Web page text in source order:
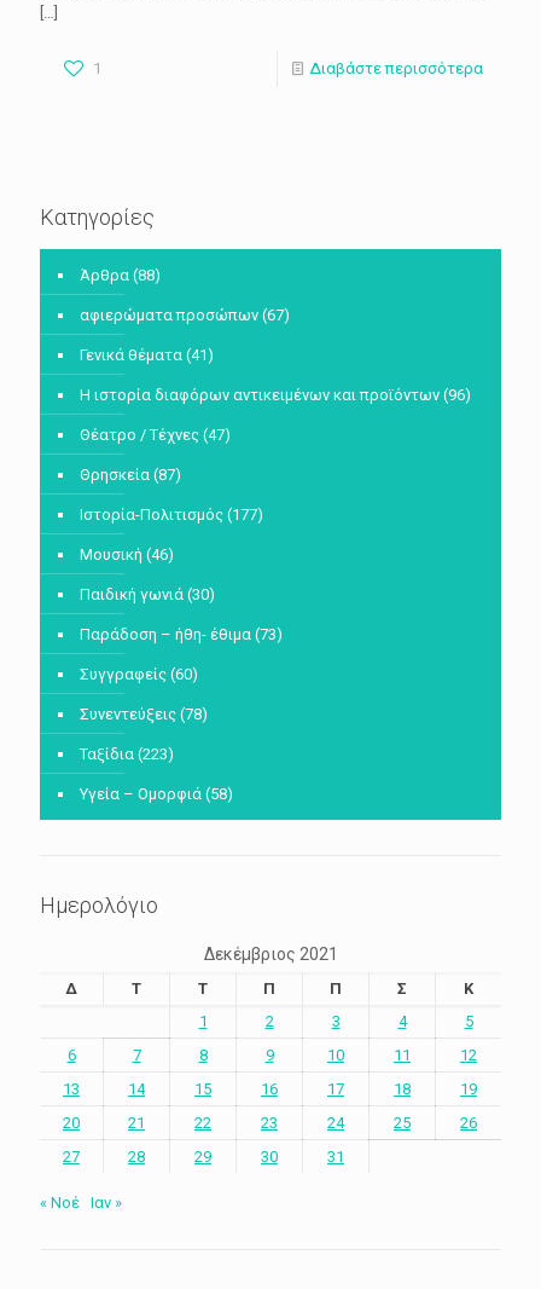
[…]
1 Διαβάστε περισσότερα
Κατηγορίες
Άρθρα (88)
αφιερώματα προσώπων (67)
Γενικά θέματα (41)
Η ιστορία διαφόρων αντικειμένων και προϊόντων (96)
Θέατρο / Τέχνες (47)
Θρησκεία (87)
Ιστορία-Πολιτισμός (177)
Μουσική (46)
Παιδική γωνιά (30)
Παράδοση – ήθη- έθιμα (73)
Συγγραφείς (60)
Συνεντεύξεις (78)
Ταξίδια (223)
Υγεία – Ομορφιά (58)
Ημερολόγιο
Δεκέμβριος 2021
Δ Τ Τ Π Π Σ
Κ
1
2 3 4
5
6
7 8 9 10 11
12
13
14 15 16 17 18
19
20
21 22 23 24 25
26
27
28 29 30 31
« Νοέ Ιαν »